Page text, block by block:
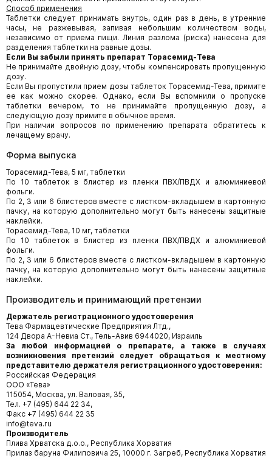
Способ применения
Таблетки следует принимать внутрь, один раз в день, в утренние
часы, не разжевывая, запивая небольшим количеством воды,
независимо от приема пищи. Линия разлома (риска) нанесена для
разделения таблетки на равные дозы.
Если Вы забыли принять препарат Торасемид-Тева
Не принимайте двойную дозу, чтобы компенсировать пропущенную
дозу.
Если Вы пропустили прием дозы таблеток Торасемид-Тева, примите
ее как можно скорее. Однако, если Вы вспомнили о пропуске
таблетки вечером, то не принимайте пропущенную дозу, а
следующую дозу примите в обычное время.
При наличии вопросов по применению препарата обратитесь к
лечащему врачу.
Форма выпуска
Торасемид-Тева, 5 мг, таблетки
По 10 таблеток в блистер из пленки ПВХ/ПВДХ и алюминиевой
фольги.
По 2, 3 или 6 блистеров вместе с листком-вкладышем в картонную
пачку, на которую дополнительно могут быть нанесены защитные
наклейки.
Торасемид-Тева, 10 мг, таблетки
По 10 таблеток в блистер из пленки ПВХ/ПВДХ и алюминиевой
фольги.
По 2, 3 или 6 блистеров вместе с листком-вкладышем в картонную
пачку, на которую дополнительно могут быть нанесены защитные
наклейки.
Производитель и принимающий претензии
Держатель регистрационного удостоверения
Тева Фармацевтические Предприятия Лтд.,
124 Двора А-Невиа Ст., Тель-Авив 6944020, Израиль
За любой информацией о препарате, а также в случаях
возникновения претензий следует обращаться к местному
представителю держателя регистрационного удостоверения:
Российская Федерация
ООО «Тева»
115054, Москва, ул. Валовая, 35,
Тел. +7 (495) 644 22 34,
Факс +7 (495) 644 22 35
info@teva.ru
Производитель
Плива Хрватска д.о.о., Республика Хорватия
Прилаз баруна Филиповича 25, 10000 г. Загреб, Республика Хорватия